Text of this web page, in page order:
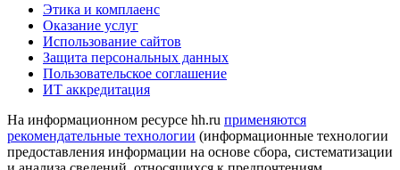
Этика и комплаенс
Оказание услуг
Использование сайтов
Защита персональных данных
Пользовательское соглашение
ИТ аккредитация
На информационном ресурсе hh.ru применяются
рекомендательные технологии (информационные технологии
предоставления информации на основе сбора, систематизации